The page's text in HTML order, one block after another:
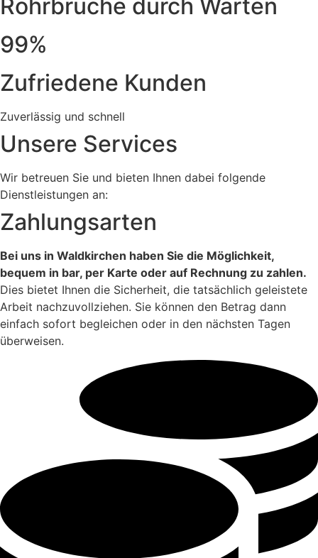
Rohrbrüche durch Warten
99%
Zufriedene Kunden
Zuverlässig und schnell
Unsere Services
Wir betreuen Sie und bieten Ihnen dabei folgende
Dienstleistungen an:
Zahlungsarten
Bei uns in Waldkirchen haben Sie die Möglichkeit,
bequem in bar, per Karte oder auf Rechnung zu zahlen.
Dies bietet Ihnen die Sicherheit, die tatsächlich geleistete
Arbeit nachzuvollziehen. Sie können den Betrag dann
einfach sofort begleichen oder in den nächsten Tagen
überweisen.